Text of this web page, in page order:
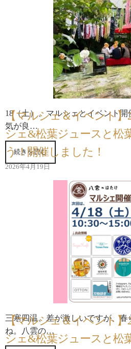
【マルシェ＆イベント】
シェ&松葉ジュースと松
う！開催しました！
2026年4月19日
18（土）、マルシェとイベント
気が良…
続きを読む
【マルシェ＆イベント】
シェ&松葉ジュースと松
三寒四温、差が激しいですが、
ね。八雲の…